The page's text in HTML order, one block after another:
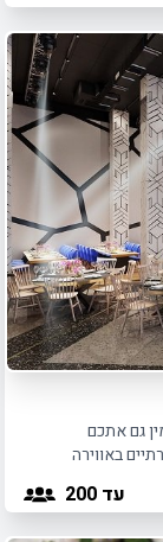
גם אתכם
באווירה
עד 200